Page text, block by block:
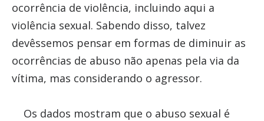
ocorrência de violência, incluindo aqui a
violência sexual. Sabendo disso, talvez
devêssemos pensar em formas de diminuir as
ocorrências de abuso não apenas pela via da
vítima, mas considerando o agressor.
Os dados mostram que o abuso sexual é